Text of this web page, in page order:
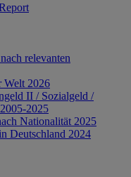
relevanten
Welt 2026
II / Sozialgeld /
2025
Nationalität 2025
Deutschland 2024